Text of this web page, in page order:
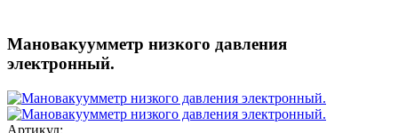
Мановакуумметр низкого давления
электронный.
Артикул: